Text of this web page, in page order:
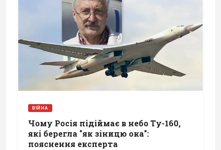
ВІЙНА
Чому Росія підіймає в небо Ту-160,
які берегла "як зіницю ока":
пояснення експерта